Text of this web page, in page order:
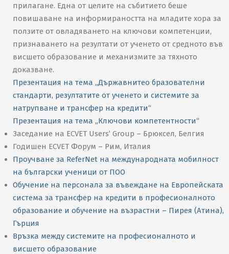
прилагане. Една от целите на събитието беше
повишаване на информираността на младите хора за
ползите от овладяването на ключови компетенции,
признаването на резултати от ученето от средното във
висшето образование и механизмите за тяхното
доказване.
Презентация на тема „Държавнитео бразователни
стандарти, резултатите от ученето и системите за
натрупване и трансфер на кредити“
Презентация на тема „Ключови компетентности“
Заседание на ECVET Users’ Group – Брюксел, Белгия
Годишен ECVET Форум – Рим, Италия
Проучване за ReferNet на международната мобилност
на български ученици от ПОО
Обучение на персонала за въвеждане на Европейската
система за трансфер на кредити в професионалното
образование и обучение на възрастни – Пирея (Атина),
Гърция
Връзка между системите на професионалното и
висшето образование